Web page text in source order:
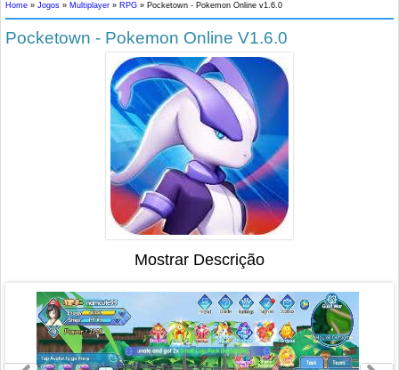
Home » Jogos » Multiplayer » RPG » Pocketown - Pokemon Online v1.6.0
Pocketown - Pokemon Online V1.6.0
Mostrar Descrição